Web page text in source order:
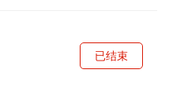
已结束